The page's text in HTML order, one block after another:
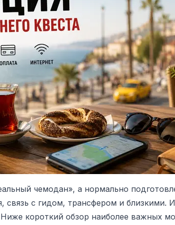
чемодан», а нормально
связь с гидом, трансфером и близкими.
короткий обзор наиболее важных